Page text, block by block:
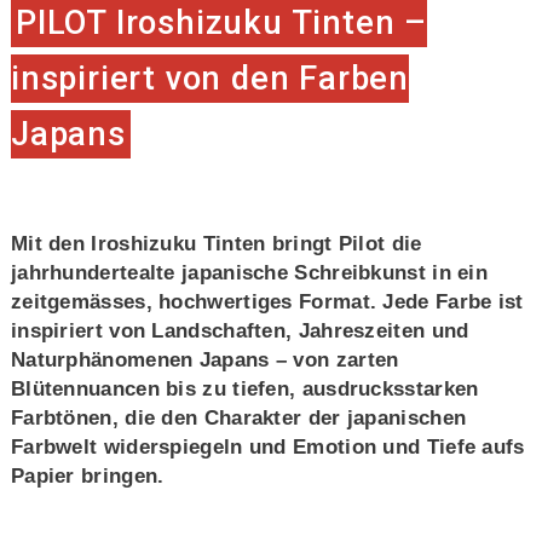
PILOT Iroshizuku Tinten –
inspiriert von den Farben
Japans
Mit den Iroshizuku Tinten bringt Pilot die
jahrhundertealte japanische Schreibkunst in ein
zeitgemässes, hochwertiges Format. Jede Farbe ist
inspiriert von Landschaften, Jahreszeiten und
Naturphänomenen Japans – von zarten
Blütennuancen bis zu tiefen, ausdrucksstarken
Farbtönen, die den Charakter der japanischen
Farbwelt widerspiegeln und Emotion und Tiefe aufs
Papier bringen.